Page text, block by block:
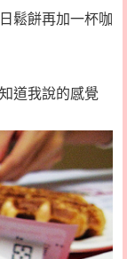
鬆餅再加一杯咖
道我說的感覺